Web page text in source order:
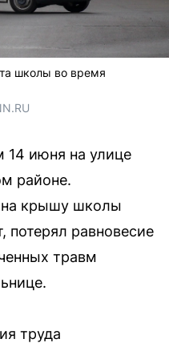
школы во время
14 июня на улице
районе.
крышу школы
потерял равновесие
травм
труда